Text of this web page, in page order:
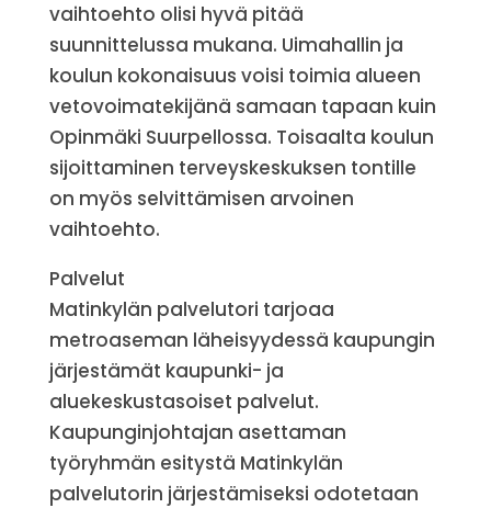
vaihtoehto olisi hyvä pitää
suunnittelussa mukana. Uimahallin ja
koulun kokonaisuus voisi toimia alueen
vetovoimatekijänä samaan tapaan kuin
Opinmäki Suurpellossa. Toisaalta koulun
sijoittaminen terveyskeskuksen tontille
on myös selvittämisen arvoinen
vaihtoehto.
Palvelut
Matinkylän palvelutori tarjoaa
metroaseman läheisyydessä kaupungin
järjestämät kaupunki- ja
aluekeskustasoiset palvelut.
Kaupunginjohtajan asettaman
työryhmän esitystä Matinkylän
palvelutorin järjestämiseksi odotetaan